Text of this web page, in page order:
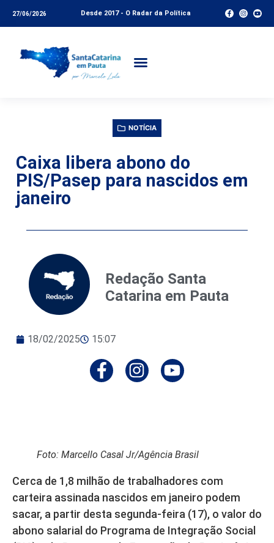
27/06/2026 Desde 2017 - O Radar da Política
NOTÍCIA
Caixa libera abono do
PIS/Pasep para nascidos em
janeiro
Redação Santa
Catarina em Pauta
18/02/2025 15:07
Foto: Marcello Casal Jr/Agência Brasil
Cerca de 1,8 milhão de trabalhadores com
carteira assinada nascidos em janeiro podem
sacar, a partir desta segunda-feira (17), o valor do
abono salarial do Programa de Integração Social